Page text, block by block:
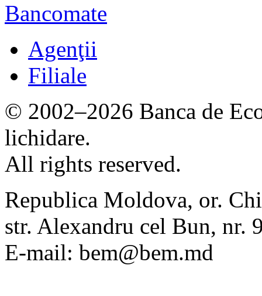
Bancomate
Agenţii
Filiale
© 2002–2026 Banca de
lichidare.
All rights reserved.
Republica Moldova, or.
str. Alexandru cel Bun, nr.
E-mail: bem@bem.md